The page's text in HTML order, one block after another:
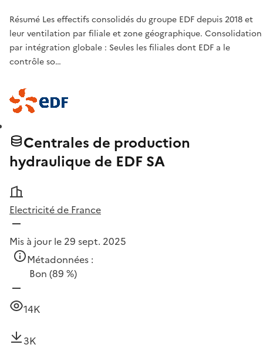
Résumé Les effectifs consolidés du groupe EDF depuis 2018 et
leur ventilation par filiale et zone géographique. Consolidation
par intégration globale : Seules les filiales dont EDF a le
contrôle so…
Centrales de production
hydraulique de EDF SA
Electricité de France
Mis à jour le 29 sept. 2025
Métadonnées :
Bon (89 %)
14K
3K